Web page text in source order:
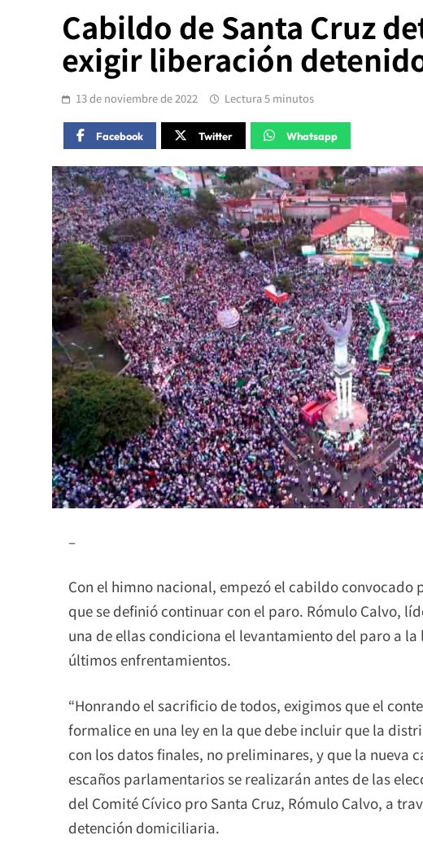
Cabildo de Santa Cruz
exigir liberación
13 de noviembre de 2022 Lectura 5 minutos
Facebook Twitter Whatsapp
–
Con el himno nacional, empezó el cabildo convocado
que se definió continuar con el paro. Rómulo Calvo,
una de ellas condiciona el levantamiento del paro a
últimos enfrentamientos.
“Honrando el sacrificio de todos, exigimos que el
formalice en una ley en la que debe incluir que la
con los datos finales, no preliminares, y que la
escaños parlamentarios se realizarán antes de las
del Comité Cívico pro Santa Cruz, Rómulo Calvo, a
detención domiciliaria.